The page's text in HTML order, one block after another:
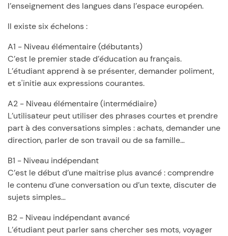
l’enseignement des langues dans l’espace européen.
Il existe six échelons :
A1 - Niveau élémentaire (débutants)
C’est le premier stade d’éducation au français.
L’étudiant apprend à se présenter, demander poliment,
et s'initie aux expressions courantes.
A2 - Niveau élémentaire (intermédiaire)
L’utilisateur peut utiliser des phrases courtes et prendre
part à des conversations simples : achats, demander une
direction, parler de son travail ou de sa famille…
B1 - Niveau indépendant
C’est le début d’une maitrise plus avancé : comprendre
le contenu d’une conversation ou d’un texte, discuter de
sujets simples…
B2 - Niveau indépendant avancé
L’étudiant peut parler sans chercher ses mots, voyager